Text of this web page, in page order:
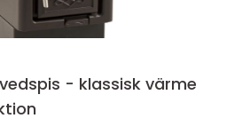
- klassisk värme